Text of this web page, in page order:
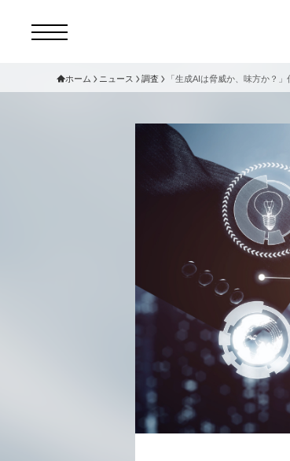
ホーム ニュース 調査 「生成AIは脅威か、味方か？